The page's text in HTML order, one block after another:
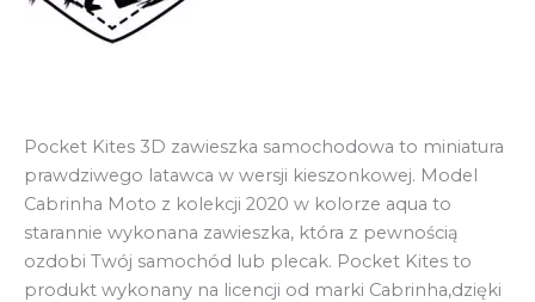
Pocket Kites 3D zawieszka samochodowa to miniatura
prawdziwego latawca w wersji kieszonkowej. Model
Cabrinha Moto z kolekcji 2020 w kolorze aqua to
starannie wykonana zawieszka, która z pewnością
ozdobi Twój samochód lub plecak. Pocket Kites to
produkt wykonany na licencji od marki Cabrinha,dzięki